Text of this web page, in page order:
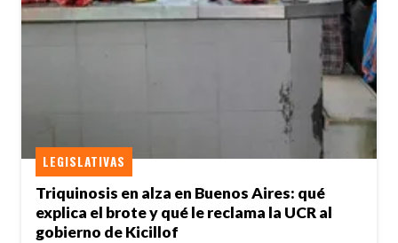
Triquinosis en alza en Buenos Aires: qué
explica el brote y qué le reclama la UCR al
gobierno de Kicillof
LEGISLATIVAS